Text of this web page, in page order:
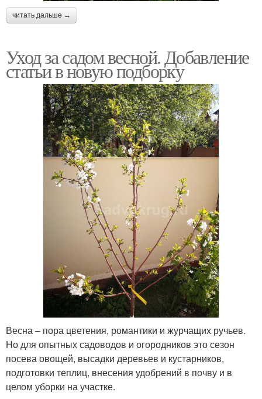
читать дальше →
Уход за садом весной. Добавление
статьи в новую подборку
Весна – пора цветения, романтики и журчащих ручьев.
Но для опытных садоводов и огородников это сезон
посева овощей, высадки деревьев и кустарников,
подготовки теплиц, внесения удобрений в почву и в
целом уборки на участке.